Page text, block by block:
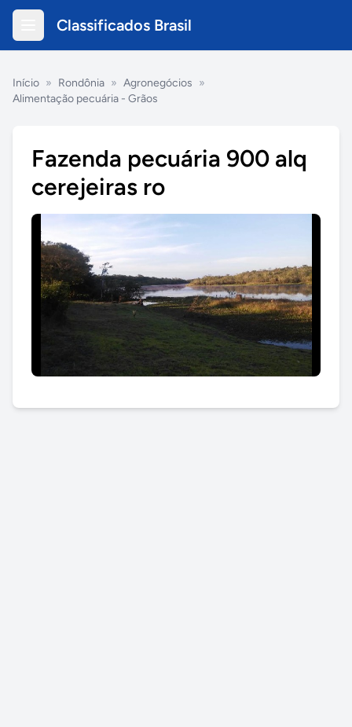
Classificados Brasil
Início » Rondônia » Agronegócios »
Alimentação pecuária - Grãos
Fazenda pecuária 900 alq
cerejeiras ro